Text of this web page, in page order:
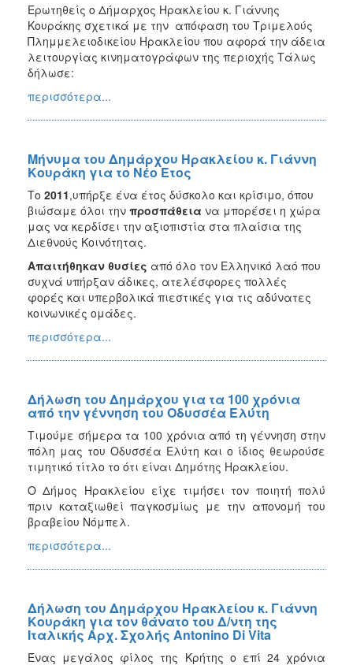
Ερωτηθείς ο Δήμαρχος Ηρακλείου κ. Γιάννης
Κουράκης σχετικά με την απόφαση του Τριμελούς
Πλημμελειοδικείου Ηρακλείου που αφορά την άδεια
λειτουργίας κινηματογράφων της περιοχής Τάλως
δήλωσε:
περισσότερα...
Μήνυμα του Δημάρχου Ηρακλείου κ. Γιάννη
Κουράκη για το Νέο Έτος
Το 2011,υπήρξε ένα έτος δύσκολο και κρίσιμο, όπου
βιώσαμε όλοι την προσπάθεια να μπορέσει η χώρα
μας να κερδίσει την αξιοπιστία στα πλαίσια της
Διεθνούς Κοινότητας.
Απαιτήθηκαν θυσίες από όλο τον Ελληνικό λαό που
συχνά υπήρξαν άδικες, ατελέσφορες πολλές
φορές και υπερβολικά πιεστικές για τις αδύνατες
κοινωνικές ομάδες.
περισσότερα...
Δήλωση του Δημάρχου για τα 100 χρόνια
από την γέννηση του Οδυσσέα Ελύτη
Τιμούμε σήμερα τα 100 χρόνια από τη γέννηση στην
πόλη μας του Οδυσσέα Ελύτη και ο ίδιος θεωρούσε
τιμητικό τίτλο το ότι είναι Δημότης Ηρακλείου.
Ο Δήμος Ηρακλείου είχε τιμήσει τον ποιητή πολύ
πριν καταξιωθεί παγκοσμίως με την απονομή του
βραβείου Νόμπελ.
περισσότερα...
Δήλωση του Δημάρχου Ηρακλείου κ. Γιάννη
Κουράκη για τον θάνατο του Δ/ντη της
Ιταλικής Αρχ. Σχολής Antonino Di Vita
Ένας μεγάλος φίλος της Κρήτης ο επί 24 χρόνια